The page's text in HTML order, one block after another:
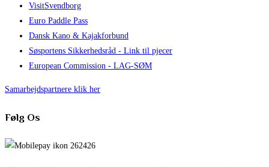
VisitSvendborg
Euro Paddle Pass
Dansk Kano & Kajakforbund
Søsportens Sikkerhedsråd - Link til pjecer
European Commission - LAG-SØM
Samarbejdspartnere klik her
Følg Os